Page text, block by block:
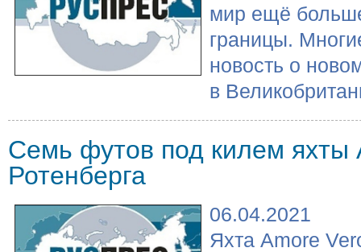
мир ещё
границы.
новость о
в
Семь футов под килем яхты
Ротенберга
06.04.2021
Яхта Amore